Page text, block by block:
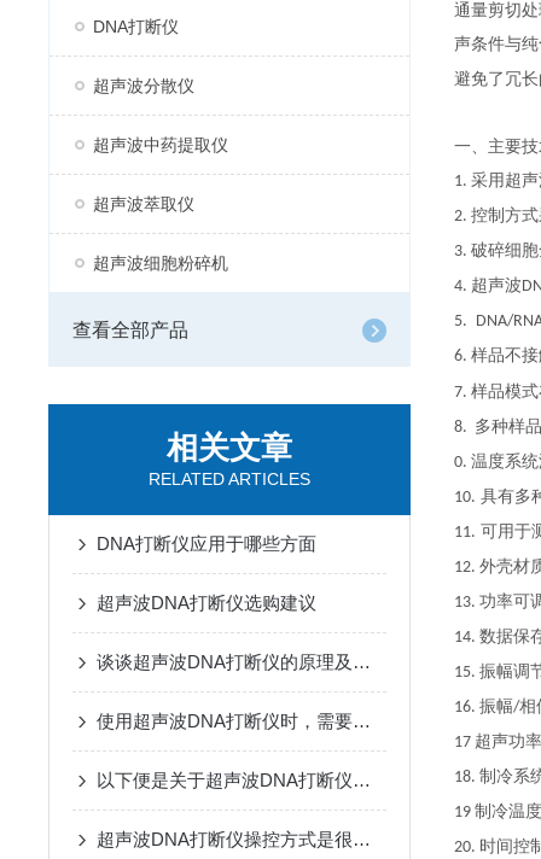
DNA打断仪
超声波分散仪
超声波中药提取仪
超声波萃取仪
超声波细胞粉碎机
查看全部产品
相关文章
RELATED ARTICLES
DNA打断仪应用于哪些方面
超声波DNA打断仪选购建议
谈谈超声波DNA打断仪的原理及特点
使用超声波DNA打断仪时，需要注意以下事项
以下便是关于超声波DNA打断仪的功能描述
超声波DNA打断仪操控方式是很简单的请看下文！
通量剪切
声条件与
避免了冗
一、 主要
1. 采用超
2. 控制方式
3. 破碎细
4. 超声波
5. DNA/
6. 样品不
7. 样品模
8. 多种样
0. 温度系
10. 具有多
11. 可用于
12. 外壳材
13. 功率可
14. 数据保
15. 振幅调
16. 振幅/相
17 超声功率
18. 制冷系
19 制冷温
20. 时间控